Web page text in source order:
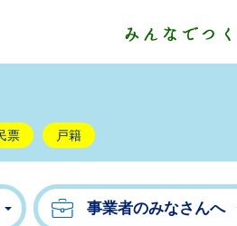
票 戸籍
事業者のみなさんへ